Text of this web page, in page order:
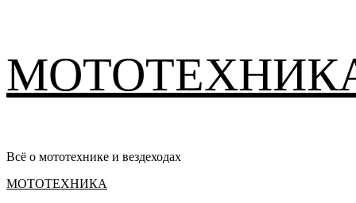
содержимому
Всё о мототехнике и вездеходах
Основное
МОТОТЕХНИКА